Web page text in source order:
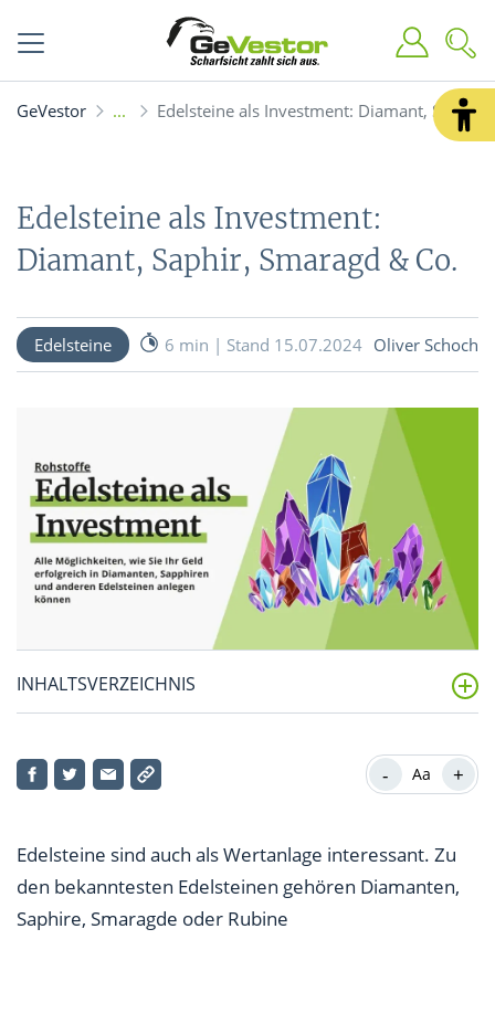
GeVestor Edelsteine als Investment: Diamant, Saphir,
Edelsteine als Investment:
Diamant, Saphir, Smaragd & Co.
Edelsteine 6 min | Stand 15.07.2024 Oliver Schoch
INHALTSVERZEICHNIS
Wie war die Wertentwicklung der Edelsteine in den
Wie und wo kann ich Edelsteine erwerben?
Worauf sollte ich beim Investment in Edelsteine
- Aa +
Edelsteine sind auch als Wertanlage interessant. Zu
den bekanntesten Edelsteinen gehören Diamanten,
Saphire, Smaragde oder Rubine